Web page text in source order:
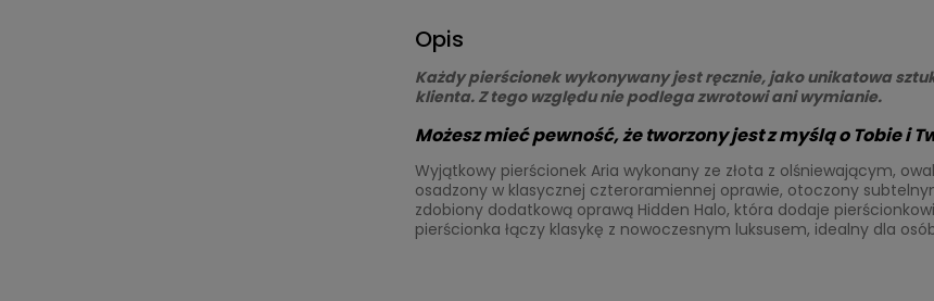
Opis
Każdy pierścionek wykonywany jest ręcznie, jako unikatowa
klienta. Z tego względu nie podlega zwrotowi ani wymianie.
Możesz mieć pewność, że tworzony jest z myślą o Tobie i
Wyjątkowy pierścionek Aria wykonany ze złota z olśniewającym,
osadzony w klasycznej czteroramiennej oprawie, otoczony
zdobiony dodatkową oprawą Hidden Halo, która dodaje
pierścionka łączy klasykę z nowoczesnym luksusem, idealny dla